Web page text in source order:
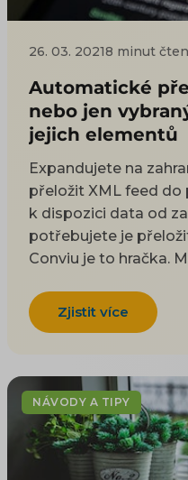
26. 03. 20218 minut
Automatické
nebo jen
jejich elementů
Expandujete na
přeložit XML feed do
k dispozici data od
potřebujete je
Conviu je to hračka.
zvolíte, pro jaké
chtít překlad
Zjistit více
NÁVODY A TIPY